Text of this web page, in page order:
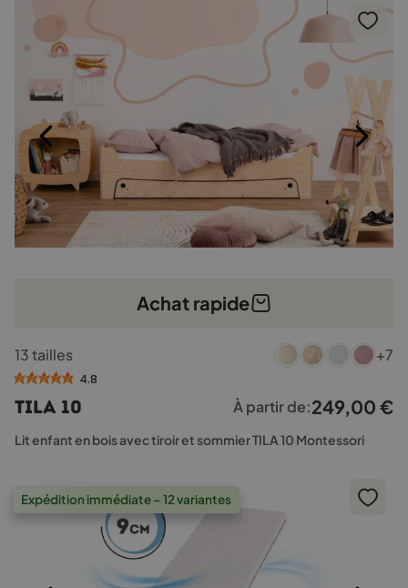
Achat rapide
produit
a
variations.
Les
être
choisies
13 tailles +7
4.8
TILA 10 À partir de:249,00 €
Lit enfant en bois avec tiroir et sommier TILA 10 Montessori
Expédition immédiate – 12 variantes